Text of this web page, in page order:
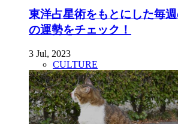
東洋占星術をもとにした毎
の運勢をチェック！
3 Jul, 2023
CULTURE